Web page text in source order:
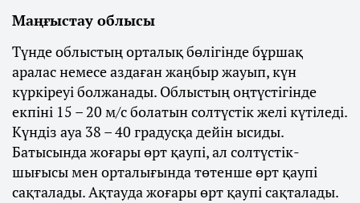
Маңғыстау облысы
Түнде облыстың орталық бөлігінде бұршақ
аралас немесе аздаған жаңбыр жауып, күн
күркіреуі болжанады. Облыстың оңтүстігінде
екпіні 15 – 20 м/с болатын солтүстік желі күтіледі.
Күндіз ауа 38 – 40 градусқа дейін ысиды.
Батысында жоғары өрт қаупі, ал солтүстік-
шығысы мен орталығында төтенше өрт қаупі
сақталады. Ақтауда жоғары өрт қаупі сақталады.